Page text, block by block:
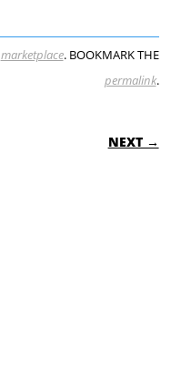
marketplace. BOOKMARK THE
permalink.
NEXT →